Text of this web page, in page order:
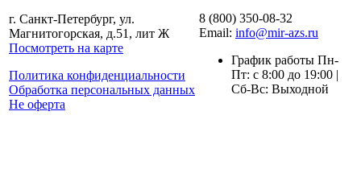
г. Санкт-Петербург, ул.
Магнитогорская, д.51, лит Ж
Посмотреть на карте
Политика конфиденциальности
Обработка персональных данных
Не оферта
8 (800) 350-08-32
Email: info@mir-azs.ru
График работы Пн-
Пт: с 8:00 до 19:00 |
Сб-Вс: Выходной